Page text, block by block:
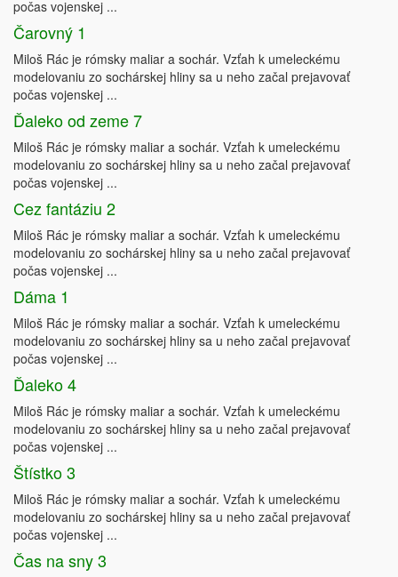
počas vojenskej ...
Čarovný 1
Miloš Rác je rómsky maliar a sochár. Vzťah k umeleckému
modelovaniu zo sochárskej hliny sa u neho začal prejavovať
počas vojenskej ...
Ďaleko od zeme 7
Miloš Rác je rómsky maliar a sochár. Vzťah k umeleckému
modelovaniu zo sochárskej hliny sa u neho začal prejavovať
počas vojenskej ...
Cez fantáziu 2
Miloš Rác je rómsky maliar a sochár. Vzťah k umeleckému
modelovaniu zo sochárskej hliny sa u neho začal prejavovať
počas vojenskej ...
Dáma 1
Miloš Rác je rómsky maliar a sochár. Vzťah k umeleckému
modelovaniu zo sochárskej hliny sa u neho začal prejavovať
počas vojenskej ...
Ďaleko 4
Miloš Rác je rómsky maliar a sochár. Vzťah k umeleckému
modelovaniu zo sochárskej hliny sa u neho začal prejavovať
počas vojenskej ...
Štístko 3
Miloš Rác je rómsky maliar a sochár. Vzťah k umeleckému
modelovaniu zo sochárskej hliny sa u neho začal prejavovať
počas vojenskej ...
Čas na sny 3